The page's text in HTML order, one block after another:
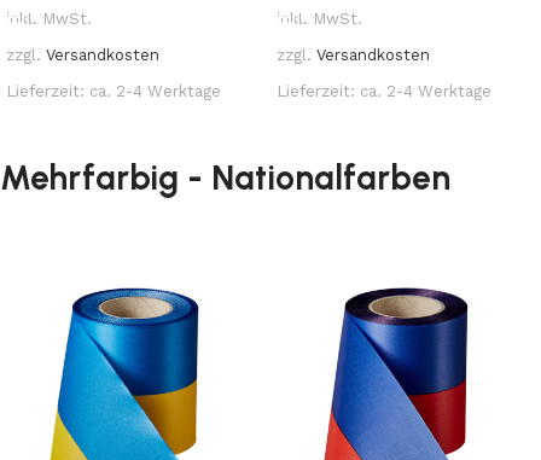
inkl. MwSt.
zzgl. Versandkosten
Lieferzeit: ca. 2-4 Werktage
inkl. MwSt.
zzgl. Versandkosten
Lieferzeit: ca. 2-4 Werktage
Mehrfarbig - Nationalfarben